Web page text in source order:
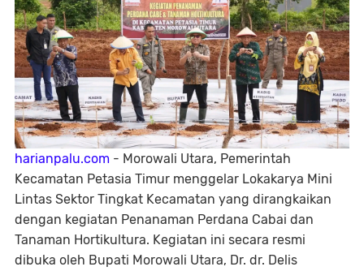
harianpalu.com - Morowali Utara, Pemerintah
Kecamatan Petasia Timur menggelar Lokakarya Mini
Lintas Sektor Tingkat Kecamatan yang dirangkaikan
dengan kegiatan Penanaman Perdana Cabai dan
Tanaman Hortikultura. Kegiatan ini secara resmi
dibuka oleh Bupati Morowali Utara, Dr. dr. Delis